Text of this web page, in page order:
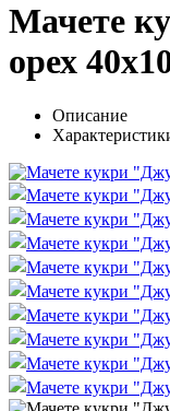
Мачете
орех
Описание